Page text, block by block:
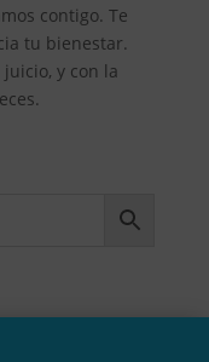
contigo. Te
tu bienestar.
y con la